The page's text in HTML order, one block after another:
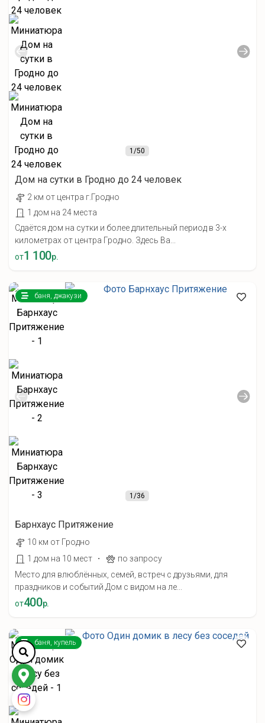
1/50
Дом на сутки в Гродно до 24 человек
2 км от центра г.Гродно
1 дом на 24 места
Сдаётся дом на сутки и более длительный период в 3-х
километрах от центра Гродно. Здесь Ва...
от1 100р.
1/36
баня, джакузи
Барнхаус Притяжение
10 км от Гродно
1 дом на 10 мест
·
по запросу
Место для влюблённых, семей, встреч с друзьями, для
праздников и событий.Дом с видом на ле...
от400р.
баня, купель